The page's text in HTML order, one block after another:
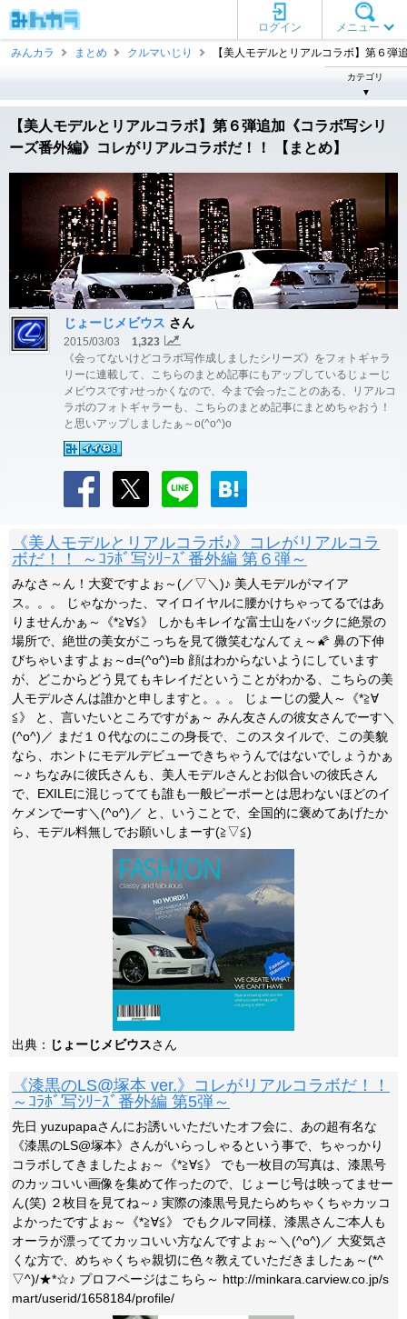
メニュー
ログイン
みんカラ
まとめ クルマいじり 【美人モデルとリアルコラボ】第６弾
カテゴリ
▼
【美人モデルとリアルコラボ】第６弾追加《コラボ写シリ
ーズ番外編》コレがリアルコラボだ！！ 【まとめ】
じょーじメビウス さん
2015/03/03
1,323
《会ってないけどコラボ写作成しましたシリーズ》をフォトギャラ
リーに連載して、こちらのまとめ記事にもアップしているじょーじ
メビウスです♪せっかくなので、今まで会ったことのある、リアルコ
ラボのフォトギャラーも、こちらのまとめ記事にまとめちゃおう！
と思いアップしましたぁ～o(^o^)o
《美人モデルとリアルコラボ♪》コレがリアルコラ
ボだ！！ ～ｺﾗﾎﾞ写ｼﾘｰｽﾞ番外編 第６弾～
みなさ～ん！大変ですよぉ～(／▽＼)♪ 美人モデルがマイア
ス。。。 じゃなかった、マイロイヤルに腰かけちゃってるではあ
りませんかぁ～《*≧∀≦》 しかもキレイな富士山をバックに絶景の
場所で、絶世の美女がこっちを見て微笑むなんてぇ～🌠 鼻の下伸
びちゃいますよぉ～d=(^o^)=b 顔はわからないようにしています
が、どこからどう見てもキレイだということがわかる、こちらの美
人モデルさんは誰かと申しますと。。。 じょーじの愛人～《*≧∀
≦》 と、言いたいところですがぁ～ みん友さんの彼女さんでーす＼
(^o^)／ まだ１０代なのにこの身長で、このスタイルで、この美貌
なら、ホントにモデルデビューできちゃうんではないでしょうかぁ
～♪ ちなみに彼氏さんも、美人モデルさんとお似合いの彼氏さん
で、EXILEに混じってても誰も一般ピーポーとは思わないほどのイ
ケメンでーす＼(^o^)／ と、いうことで、全国的に褒めてあげたか
ら、モデル料無しでお願いしまーす(≧▽≦)
出典： じょーじメビウスさん
《漆黒のLS@塚本 ver.》コレがリアルコラボだ！！
～ｺﾗﾎﾞ写ｼﾘｰｽﾞ番外編 第5弾～
先日 yuzupapaさんにお誘いいただいたオフ会に、あの超有名な
《漆黒のLS@塚本》さんがいらっしゃるという事で、ちゃっかり
コラボしてきましたよぉ～《*≧∀≦》 でも一枚目の写真は、漆黒号
のカッコいい画像を集めて作ったので、じょーじ号は映ってませー
ん(笑) ２枚目を見てね～♪ 実際の漆黒号見たらめちゃくちゃカッコ
よかったですよぉ～《*≧∀≦》 でもクルマ同様、漆黒さんご本人も
オーラが漂っててカッコいい方なんですよぉ～＼(^o^)／ 大変気さ
くな方で、めちゃくちゃ親切に色々教えていただきましたぁ～(*^
▽^)/★*☆♪ プロフページはこちら～ http://minkara.carview.co.jp/s
mart/userid/1658184/profile/